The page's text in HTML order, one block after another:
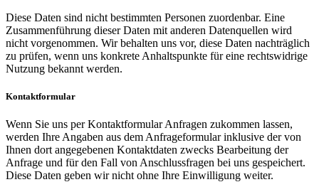
Diese Daten sind nicht bestimmten Personen zuordenbar. Eine
Zusammenführung dieser Daten mit anderen Datenquellen wird
nicht vorgenommen. Wir behalten uns vor, diese Daten nachträglich
zu prüfen, wenn uns konkrete Anhaltspunkte für eine rechtswidrige
Nutzung bekannt werden.
Kontaktformular
Wenn Sie uns per Kontaktformular Anfragen zukommen lassen,
werden Ihre Angaben aus dem Anfrageformular inklusive der von
Ihnen dort angegebenen Kontaktdaten zwecks Bearbeitung der
Anfrage und für den Fall von Anschlussfragen bei uns gespeichert.
Diese Daten geben wir nicht ohne Ihre Einwilligung weiter.